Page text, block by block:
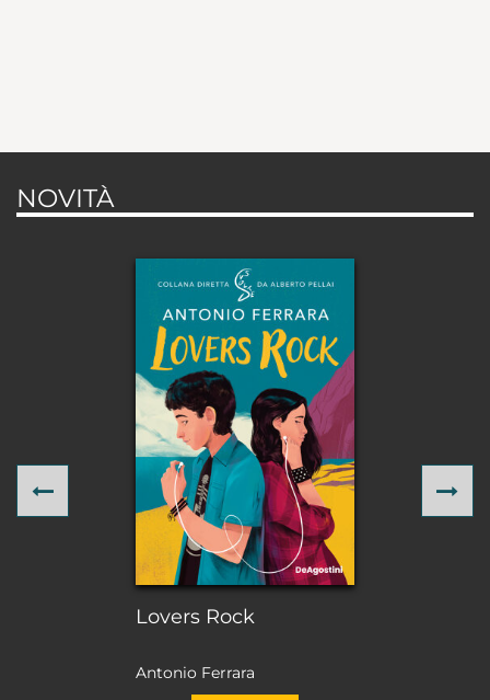
NOVITÀ
Lovers Rock
Antonio Ferrara
Previous